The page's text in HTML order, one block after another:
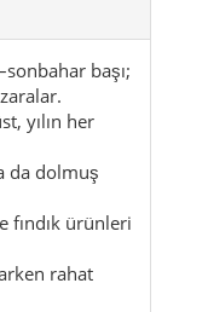
başı;
yılın her
da dolmuş
fındık ürünleri
rahat